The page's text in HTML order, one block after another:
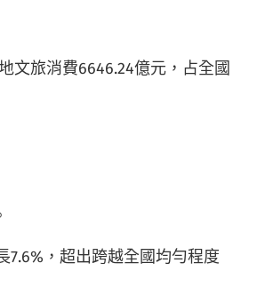
文旅消費6646.24億元，占全國
7.6%，超出跨越全國均勻程度